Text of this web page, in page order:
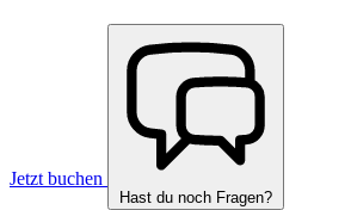
Jetzt buchen
Hast du noch Fragen?